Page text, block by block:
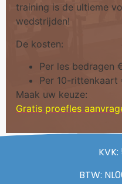
training is de ultieme
wedstrijden!
De kosten:
Per les bedragen
Per 10-rittenkaart
Maak uw keuze:
Gratis proefles aa
BTW: